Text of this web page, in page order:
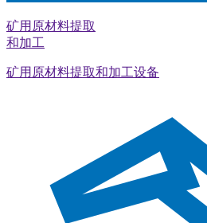
矿用原材料提取
和加工
矿用原材料提取和加工设备